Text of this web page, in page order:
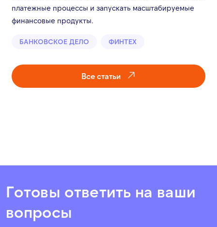
платежные процессы и запускать масштабируемые
финансовые продукты.
БАНКОВСКОЕ ДЕЛО ФИНТЕХ
Все статьи
Готовы ответить на ваши
вопросы